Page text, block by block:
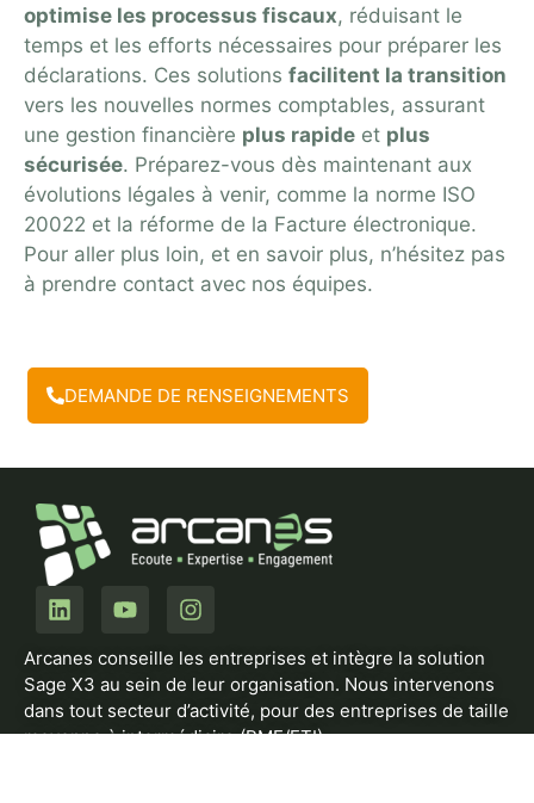
optimise les processus fiscaux, réduisant le
temps et les efforts nécessaires pour préparer les
déclarations. Ces solutions facilitent la transition
vers les nouvelles normes comptables, assurant
une gestion financière plus rapide et plus
sécurisée. Préparez-vous dès maintenant aux
évolutions légales à venir, comme la norme ISO
20022 et la réforme de la Facture électronique.
Pour aller plus loin, et en savoir plus, n’hésitez pas
à prendre contact avec nos équipes.
DEMANDE DE RENSEIGNEMENTS
Arcanes conseille les entreprises et intègre la solution
Sage X3 au sein de leur organisation. Nous intervenons
dans tout secteur d’activité, pour des entreprises de taille
moyenne à intermédiaire (PME/ETI).